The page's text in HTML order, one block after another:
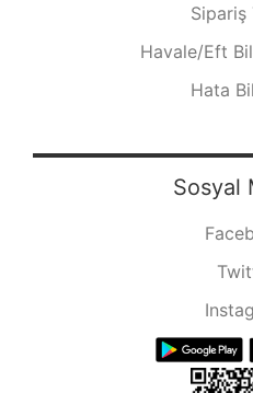
Sipariş
Havale/Eft
Hata
Sosyal